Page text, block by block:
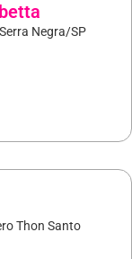
Negra/SP
Thon Santo